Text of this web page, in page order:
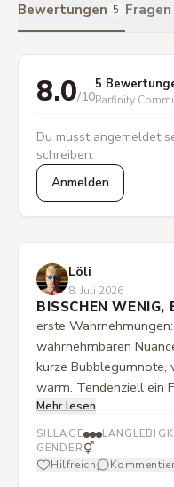
Bewertungen 5
8.0/10
5
Parfinity
Du musst angemeldet
schreiben.
Anmelden
Löli
8. Juli 2026
BISSCHEN WENIG,
erste
wahrnehmbaren
kurze Bubblegumnote,
warm. Tendenziell ein
synthetischen Noten in
eine Probe. Kein
dass es
Komposition wie
Mehr lesen
SILLAGE
GENDER ⚥
Hilfreich